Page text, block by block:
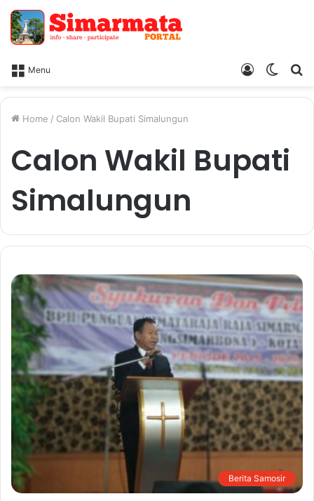
Menu
Switch
Log
Home / Calon Wakil Bupati Simalungun
Calon Wakil Bupati
Simalungun
Berita Samosir